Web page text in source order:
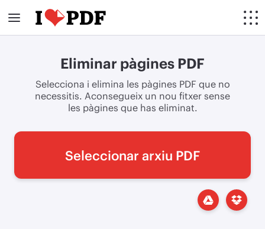
Eliminar pàgines PDF
Selecciona i elimina les pàgines PDF que no
necessitis. Aconsegueix un nou fitxer sense
les pàgines que has eliminat.
Seleccionar arxiu PDF